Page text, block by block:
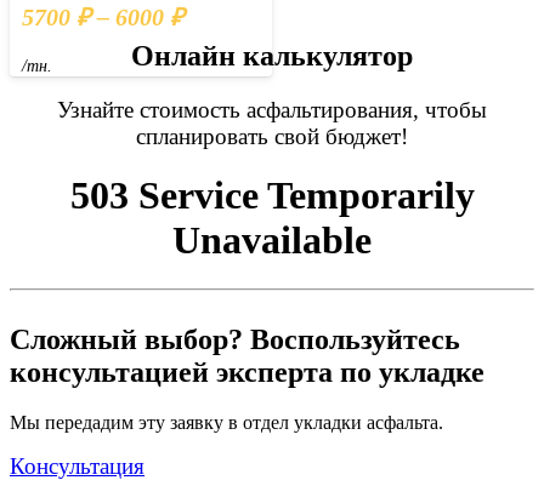
5700 ₽ – 6000 ₽
/тн. Онлайн калькулятор
Узнайте стоимость асфальтирования, чтобы
спланировать свой бюджет!
Сложный выбор? Воспользуйтесь
консультацией эксперта по укладке
Мы передадим эту заявку в отдел укладки асфальта.
Консультация